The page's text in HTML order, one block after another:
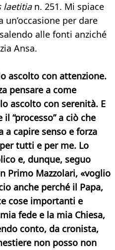
laetitian. 251. Mi spiace
un’occasione per dare
alle fonti anziché
Ansa.
ascolto con attenzione.
pensare a come
ascolto con serenità. E
il “processo” a ciò che
a capire senso e forza
tutti e per me. Lo
e, dunque, seguo
Primo Mazzolari, «voglio
anche perché il Papa,
cose importanti e
fede e la mia Chiesa,
conto, da cronista,
non posso non